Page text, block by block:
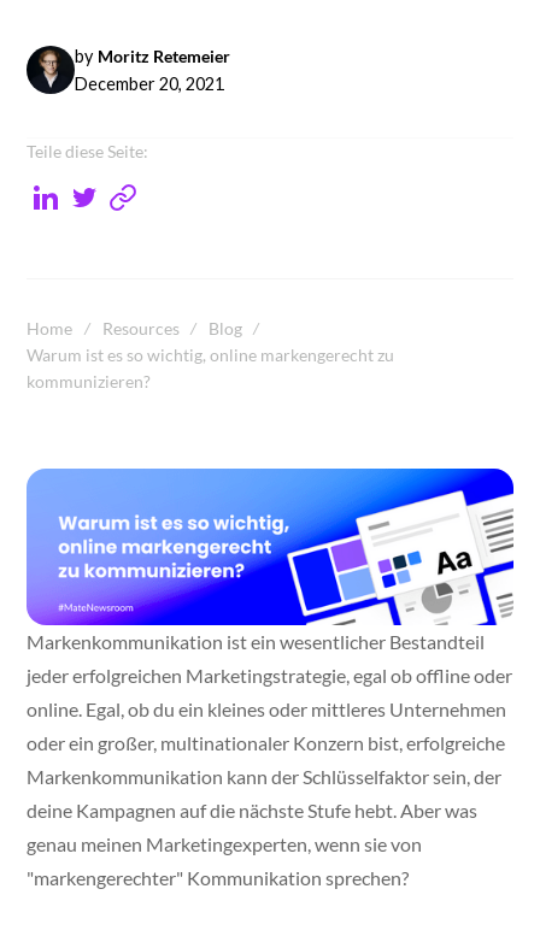
by Moritz Retemeier
December 20, 2021
Home Resources
Blog
Warum ist es so wichtig, online markengerecht zu
kommunizieren?
Markenkommunikation ist ein wesentlicher Bestandteil
jeder erfolgreichen Marketingstrategie, egal ob offline oder
online. Egal, ob du ein kleines oder mittleres Unternehmen
oder ein großer, multinationaler Konzern bist, erfolgreiche
Markenkommunikation kann der Schlüsselfaktor sein, der
deine Kampagnen auf die nächste Stufe hebt. Aber was
genau meinen Marketingexperten, wenn sie von
"markengerechter" Kommunikation sprechen?
Teile diese Seite: